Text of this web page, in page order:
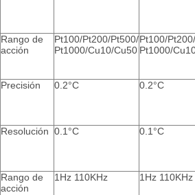
Rango de
acción
Pt100/Pt200/Pt500/
Pt1000/Cu10/Cu50
Pt100/
Pt1000/
Precisión 0.2°C 0.2°C
Resolución 0.1°C 0.1°C
Rango de
acción
1Hz 110KHz 1Hz 110KHz